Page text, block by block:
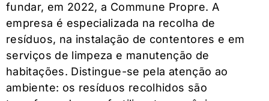
fundar, em 2022, a Commune Propre. A
empresa é especializada na recolha de
resíduos, na instalação de contentores e em
serviços de limpeza e manutenção de
habitações. Distingue-se pela atenção ao
ambiente: os resíduos recolhidos são